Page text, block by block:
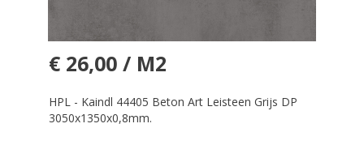
€ 26,00 / M2
HPL - Kaindl 44405 Beton Art Leisteen Grijs DP
3050x1350x0,8mm.